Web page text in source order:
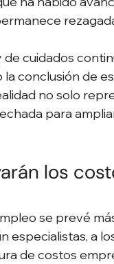
de cuidados
conclusión de
no solo
para
los
se prevé
especialistas, a
de costos